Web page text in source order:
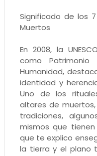
Significado de los
Muertos
En 2008, la
como
Humanidad,
identidad y
Uno de los
altares de
tradiciones,
mismos que
que te explico
la tierra y el plano